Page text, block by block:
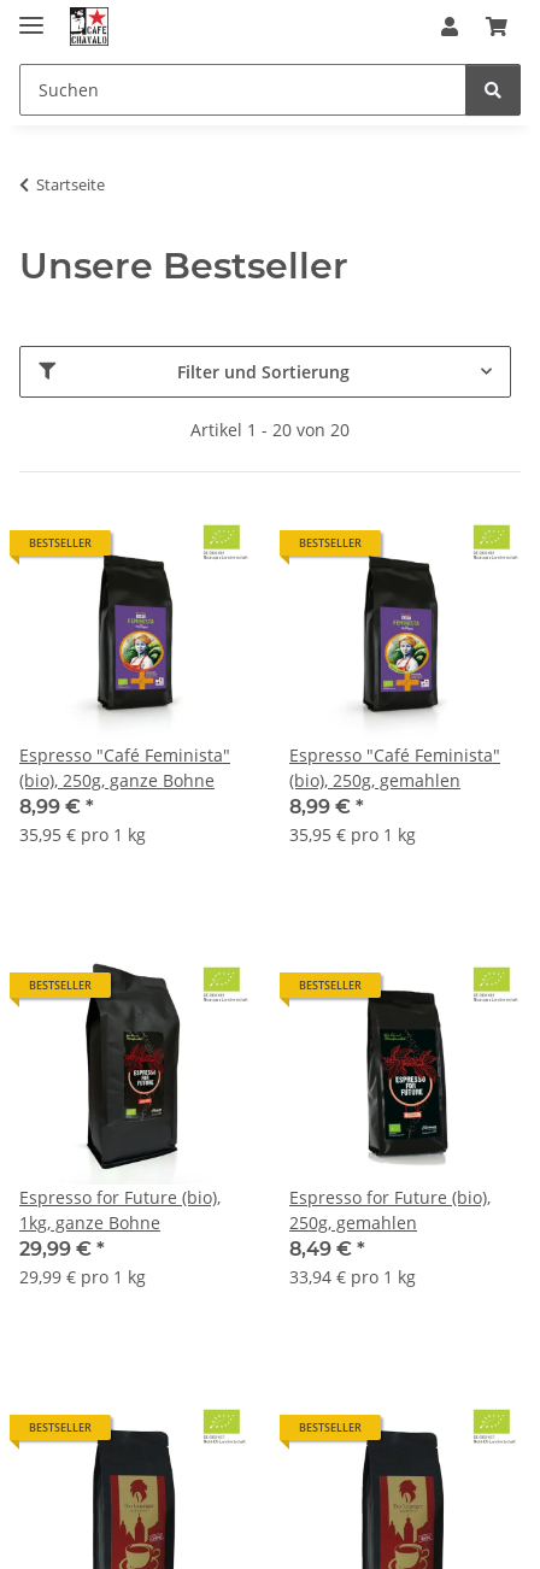
Startseite
Unsere Bestseller
Filter und Sortierung
Artikel 1 - 20 von 20
BESTSELLER
Espresso "Café Feminista"
(bio), 250g, ganze Bohne
8,99 € *
35,95 € pro 1 kg
BESTSELLER
Espresso "Café Feminista"
(bio), 250g, gemahlen
8,99 € *
35,95 € pro 1 kg
BESTSELLER
Espresso for Future (bio),
1kg, ganze Bohne
29,99 € *
29,99 € pro 1 kg
BESTSELLER
Espresso for Future (bio),
250g, gemahlen
8,49 € *
33,94 € pro 1 kg
BESTSELLER BESTSELLER